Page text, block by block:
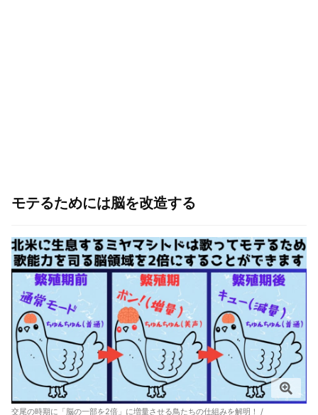
モテるためには脳を改造する
交尾の時期に「脳の一部を2倍」に増量させる鳥たちの仕組みを解明！ /